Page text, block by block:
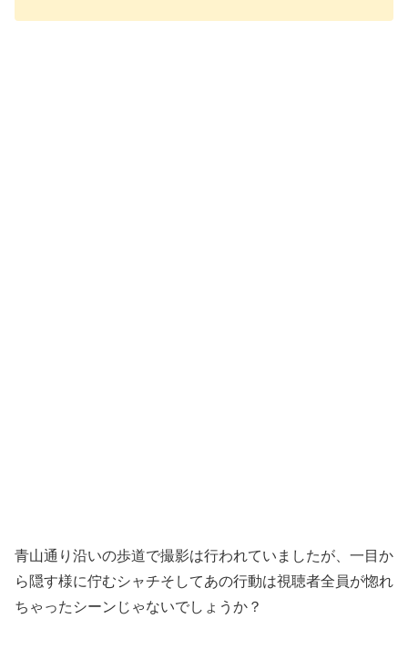
青山通り沿いの歩道で撮影は行われていましたが、一目か
ら隠す様に佇むシャチそしてあの行動は視聴者全員が惚れ
ちゃったシーンじゃないでしょうか？